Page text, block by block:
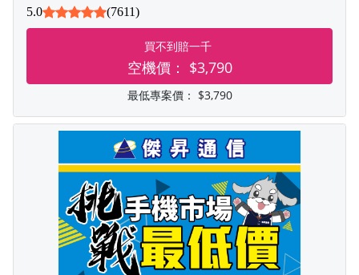
5.0 (7611)
買不到賠一千
空機價： $3,790
最低專案價： $3,790